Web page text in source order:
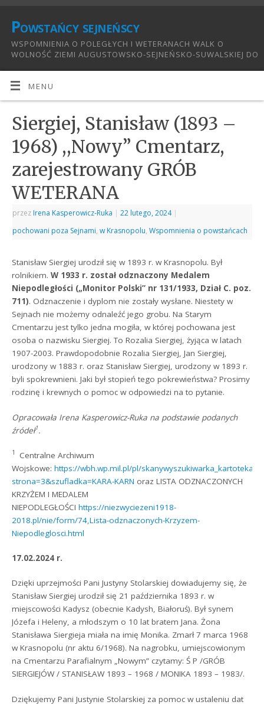
Powstańcy sejneńscy
WSPOMNIENIA O POLEGŁYCH I WETERANACH WALK O
WOLNOŚĆ ZIEMI AUGUSTOWSKO-SEJNEŃSKO-SUWALSKIEJ DO
MENU
Siergiej, Stanisław (1893 –
1968) ,,Nowy” Cmentarz,
zarejestrowany GRÓB
WETERANA
przez Irena Kasperowicz-Ruka | 22 lutego, 2024 |
pochowani poza Sejnami,w Krasnopolu,Wspomnienia o powstańcach
Stanisław Siergiej urodził się w 1893 r. w Krasnopolu. Był
rolnikiem.W 1933 r. został odznaczony Medalem
Niepodległości („Monitor Polski” nr 131/1933, Dział C. poz.
711). Odznaczenie i dyplom nie zostały wysłane. Niestety w
Sejnach nie możemy odnaleźć jego grobu. Na Starym
Cmentarzu jest tylko jedna mogiła, w której pochowana jest
osoba o nazwisku Siergiej. To Rozalia Siergiej, żyjąca w latach
1907-2003. Prawdopodobnie Rozalia Siergiej, Jan Siergiej,
urodzony w 1883 r. oraz Stanisław Siergiej, urodzony w 1893 r.
byli spokrewnieni. Jaki był stopień tego pokrewieństwa? Prosimy
rodzinę i krewnych o pomoc w odpowiedzi na to pytanie.
Opracowała Irena Kasperowicz-Ruka na podstawie podanych
źródeł1.
1
Centralne Archiwum
Wojskowe:https://wbh.wp.mil.pl/pl/
strona=3&szufladka=KARA-KARN oraz LISTA ODZNACZONYCH
KRZYŻEM I MEDALEM
NIEPODLEGŁOŚCIhttps://niezwyciezeni1918-
2018.pl/nie/form/74,Lista-odznaczonych-Krzyzem-
Niepodleglosci.html
17.02.2024 r.
Dzięki uprzejmości Pani Justyny Stolarskiej dowiadujemy się, że
Stanisław Siergiej urodził się 21 października 1893 r. w
miejscowości Kadysz (obecnie Kadysh, Białoruś). Był synem
Józefa i Heleny, a młodszym o 10 lat bratem Jana. Żona
Stanisława Siergieja miała na imię Monika. Zmarł 7 marca 1968
w Krasnopolu (nr aktu 6/1968). Na nagrobku, umiejscowionym
na Cmentarzu Parafialnym „Nowym” czytamy: Ś P /GRÓB
SIERGIEJÓW / STANISŁAW 1893 – 1968 / MONIKA 1893 – 1983/.
Dziękujemy Pani Justynie Stolarskiej za pomoc w ustaleniu dat